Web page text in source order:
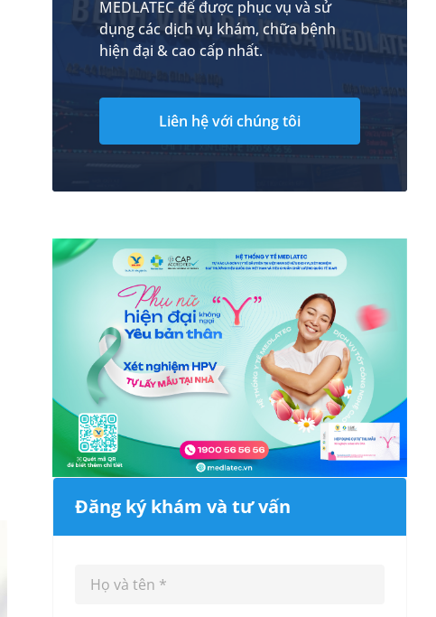
MEDLATEC để được phục vụ và sử
dụng các dịch vụ khám, chữa bệnh
hiện đại & cao cấp nhất.
Liên hệ với chúng tôi
Đăng ký khám và tư vấn